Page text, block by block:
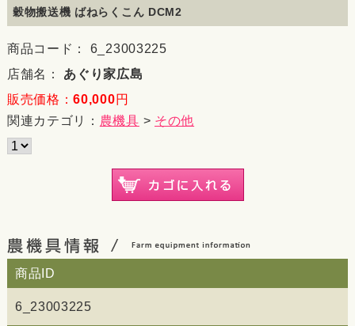
穀物搬送機 ばねらくこん DCM2
商品コード： 6_23003225
店舗名： あぐり家広島
販売価格：60,000円
関連カテゴリ： 農機具 > その他
商品ID
6_23003225